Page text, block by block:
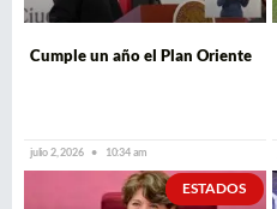
Cumple un año el Plan Oriente
julio 2, 2026 10:34 am
ESTADOS